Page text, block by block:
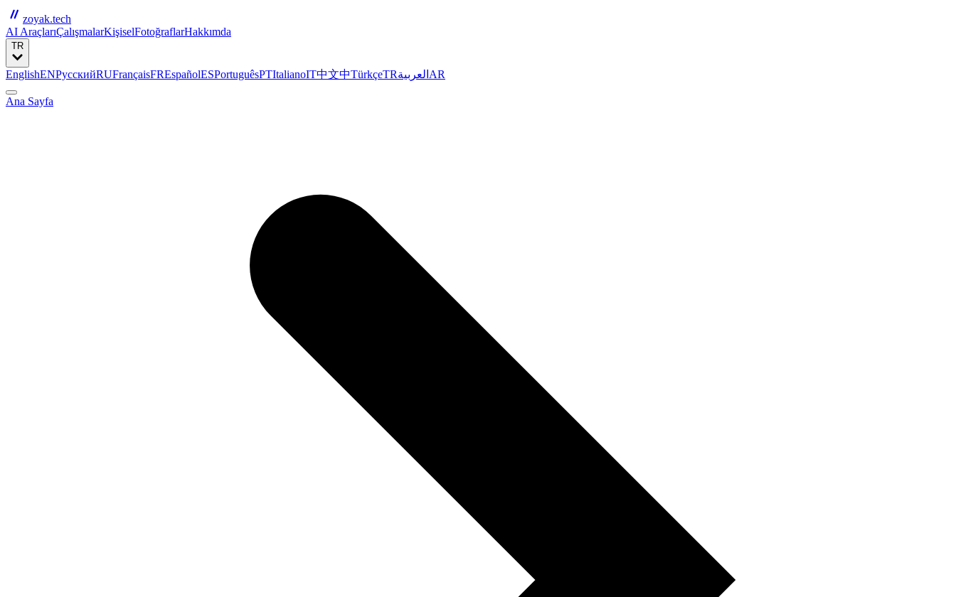
zoyak.tech
AI AraçlarıÇalışmalarKişiselFotoğraflarHakkımda
TR
EnglishENРусскийRUFrançaisFREspañolESPortuguêsPTItalianoIT中文中TürkçeTRالعربية AR
Ana Sayfa